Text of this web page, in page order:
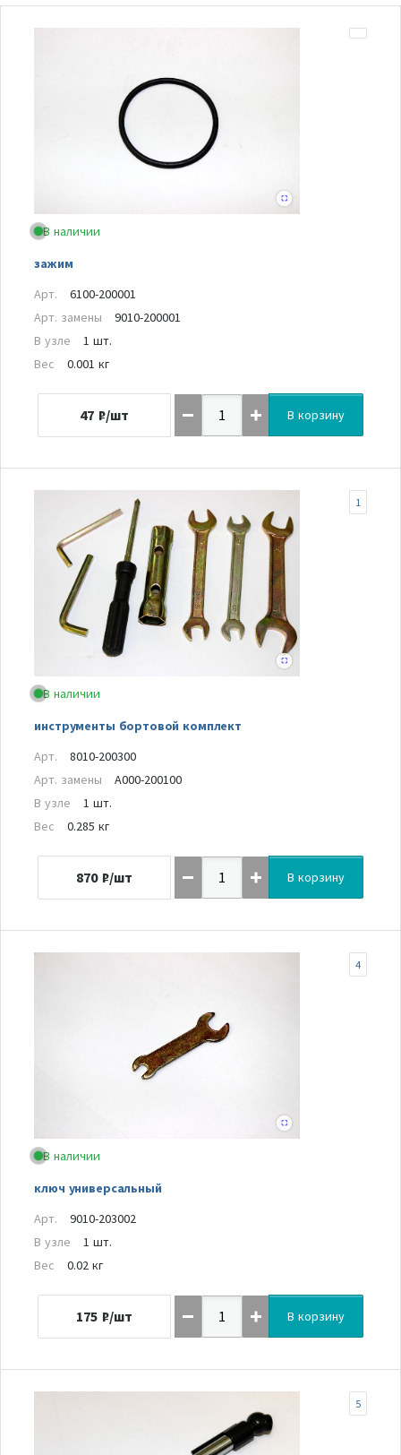
В наличии
зажим
Арт.
6100-200001
Арт. замены
9010-200001
В узле
1 шт.
Вес
0.001 кг
47 ₽/шт В корзину
В наличии
инструменты бортовой комплект
1
Арт.
8010-200300
Арт. замены
A000-200100
В узле
1 шт.
Вес
0.285 кг
870 ₽/шт В корзину
В наличии
ключ универсальный
4
Арт.
9010-203002
В узле
1 шт.
Вес
0.02 кг
175 ₽/шт В корзину
5